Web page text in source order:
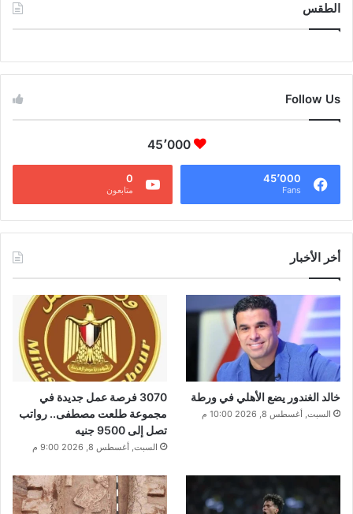
الطقس
Follow Us
45٬000
45٬000
Fans
0
متابعون
أخر الأخبار
خالد الغندور يضع الأهلي في ورطة
السبت, أغسطس 8, 2026 10:00 م
3070 فرصة عمل جديدة في
مجموعة طلعت مصطفى.. رواتب
تصل إلى 9500 جنيه
السبت, أغسطس 8, 2026 9:00 م